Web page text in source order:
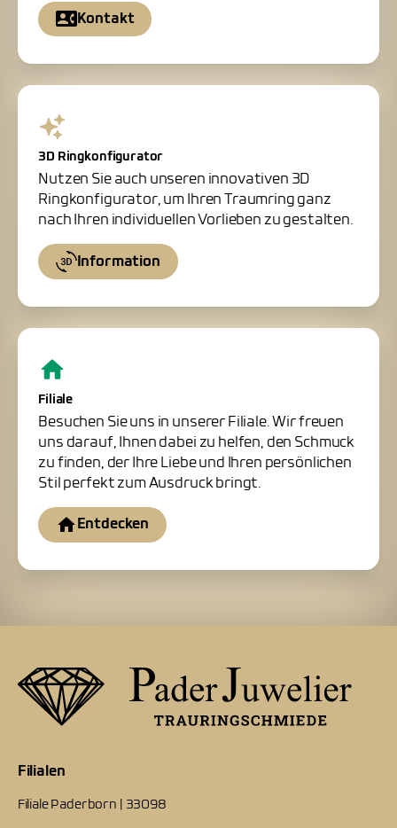
Kontakt
3D Ringkonfigurator
Nutzen Sie auch unseren innovativen 3D
Ringkonfigurator, um Ihren Traumring ganz
nach Ihren individuellen Vorlieben zu gestalten.
Information
Filiale
Besuchen Sie uns in unserer Filiale. Wir freuen
uns darauf, Ihnen dabei zu helfen, den Schmuck
zu finden, der Ihre Liebe und Ihren persönlichen
Stil perfekt zum Ausdruck bringt.
Entdecken
Filialen
Filiale Paderborn | 33098